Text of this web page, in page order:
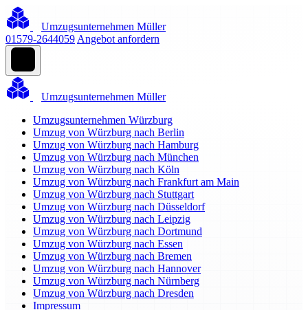
Umzugsunternehmen Müller
01579-2644059 Angebot anfordern
Umzugsunternehmen Müller
Umzugsunternehmen Würzburg
Umzug von Würzburg nach Berlin
Umzug von Würzburg nach Hamburg
Umzug von Würzburg nach München
Umzug von Würzburg nach Köln
Umzug von Würzburg nach Frankfurt am Main
Umzug von Würzburg nach Stuttgart
Umzug von Würzburg nach Düsseldorf
Umzug von Würzburg nach Leipzig
Umzug von Würzburg nach Dortmund
Umzug von Würzburg nach Essen
Umzug von Würzburg nach Bremen
Umzug von Würzburg nach Hannover
Umzug von Würzburg nach Nürnberg
Umzug von Würzburg nach Dresden
Impressum